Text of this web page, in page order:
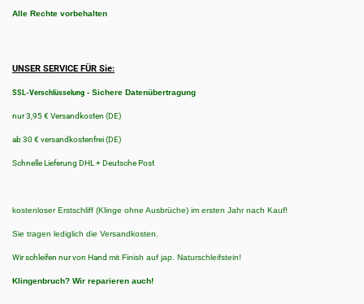
Alle Rechte vorbehalten
UNSER SERVICE FÜR Sie:
SSL-Verschlüsselung - Sichere Datenübertragung
nur 3,95 € Versandkosten (DE)
ab 30 € versandkostenfrei (DE)
Schnelle Lieferung DHL + Deutsche Post
kostenloser Erstschliff (Klinge ohne Ausbrüche) im ersten Jahr nach Kauf!
Sie tragen lediglich die Versandkosten.
Wir schleifen nur von Hand mit Finish auf jap. Naturschleifstein!
Klingenbruch? Wir reparieren auch!